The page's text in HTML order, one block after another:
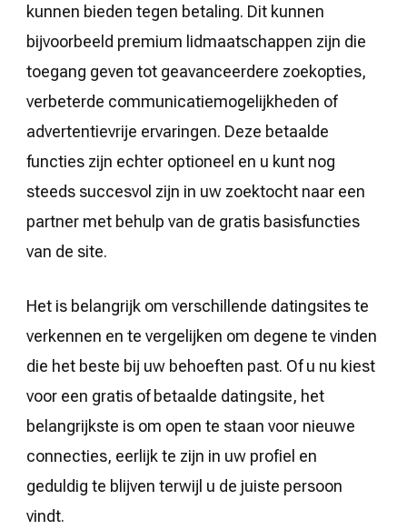
kunnen bieden tegen betaling. Dit kunnen
bijvoorbeeld premium lidmaatschappen zijn die
toegang geven tot geavanceerdere zoekopties,
verbeterde communicatiemogelijkheden of
advertentievrije ervaringen. Deze betaalde
functies zijn echter optioneel en u kunt nog
steeds succesvol zijn in uw zoektocht naar een
partner met behulp van de gratis basisfuncties
van de site.
Het is belangrijk om verschillende datingsites te
verkennen en te vergelijken om degene te vinden
die het beste bij uw behoeften past. Of u nu kiest
voor een gratis of betaalde datingsite, het
belangrijkste is om open te staan voor nieuwe
connecties, eerlijk te zijn in uw profiel en
geduldig te blijven terwijl u de juiste persoon
vindt.